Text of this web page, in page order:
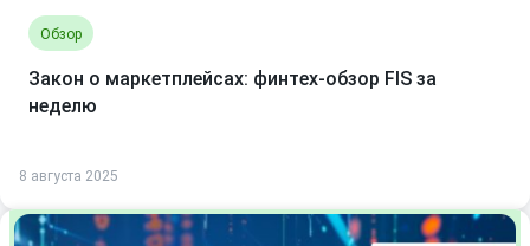
Обзор
Закон о маркетплейсах: финтех-обзор FIS за
неделю
8 августа 2025